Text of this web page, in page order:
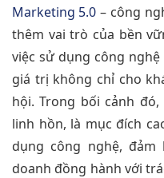
Marketing 5.0 – công
thêm vai trò của bền
việc sử dụng công
giá trị không chỉ cho
hội. Trong bối cảnh
linh hồn, là mục đích
dụng công nghệ,
doanh đồng hành với